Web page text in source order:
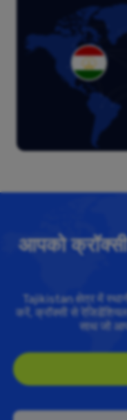
आपको
Tajikistan क्षेत्र में
करें, क्रॉक्सी से
साथ जो